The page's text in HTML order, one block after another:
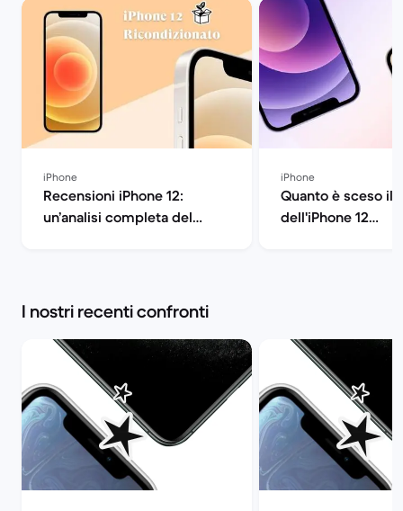
iPhone
Recensioni iPhone 12:
un’analisi completa del
iPhone
Quanto è sceso il
dell'iPhone 12
I nostri recenti confronti